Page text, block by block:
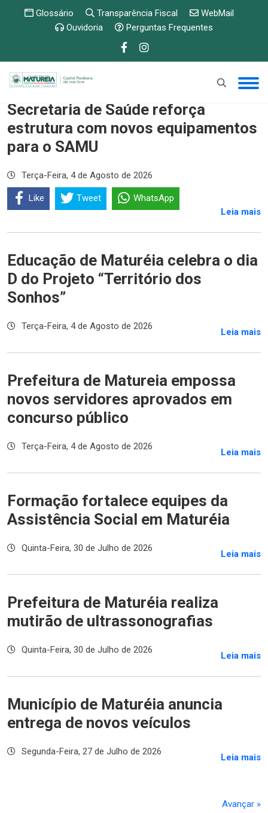
Glossário Transparência Fiscal
WebMail
Ouvidoria
Perguntas Frequentes
Secretaria de Saúde reforça
estrutura com novos equipamentos
para o SAMU
Terça-Feira, 4 de Agosto de 2026
Like Tweet
WhatsApp
Leia mais
Educação de Maturéia celebra o dia
D do Projeto “Território dos
Sonhos”
Terça-Feira, 4 de Agosto de 2026
Leia mais
Prefeitura de Matureia empossa
novos servidores aprovados em
concurso público
Terça-Feira, 4 de Agosto de 2026
Leia mais
Formação fortalece equipes da
Assistência Social em Maturéia
Quinta-Feira, 30 de Julho de 2026
Leia mais
Prefeitura de Maturéia realiza
mutirão de ultrassonografias
Quinta-Feira, 30 de Julho de 2026
Leia mais
Município de Maturéia anuncia
entrega de novos veículos
Segunda-Feira, 27 de Julho de 2026
Leia mais
Avançar »